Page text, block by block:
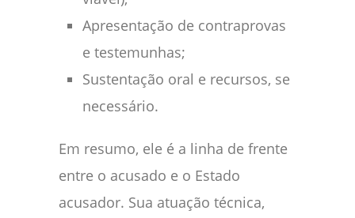
Apresentação de contraprovas
e testemunhas;
Sustentação oral e recursos, se
necessário.
Em resumo, ele é a linha de frente
entre o acusado e o Estado
acusador. Sua atuação técnica,